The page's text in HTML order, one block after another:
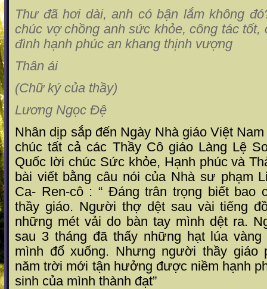
Thư đã hơi dài, anh có bận lắm không
chúc vợ chồng anh sức khỏe, công tác tốt,
đình hạnh phúc an khang thịnh vượng
Thân ái
(Chữ ký của thầy)
Lương Ngọc Đệ
Nhân dịp sắp đến Ngày Nhà giáo Việt
chúc tất cả các Thầy Cô giáo Làng Lệ
Quốc lời chúc Sức khỏe, Hạnh phúc và
bài viết bằng câu nói của Nhà sư phạm
Ca- Ren-cô : “ Đáng trân trọng biết bao
thầy giáo. Người thợ dệt sau vài tiếng
những mét vải do bàn tay mình dệt ra.
sau 3 tháng đã thấy những hạt lúa
mình đổ xuống. Nhưng người thầy giáo
năm trời mới tận hưởng được niềm hạnh
sinh của mình thành đạt”